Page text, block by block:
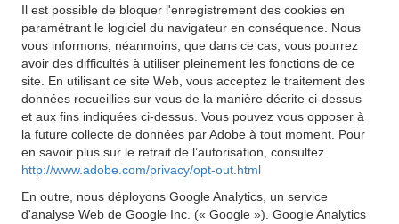
Il est possible de bloquer l'enregistrement des cookies en
paramétrant le logiciel du navigateur en conséquence. Nous
vous informons, néanmoins, que dans ce cas, vous pourrez
avoir des difficultés à utiliser pleinement les fonctions de ce
site. En utilisant ce site Web, vous acceptez le traitement des
données recueillies sur vous de la manière décrite ci-dessus
et aux fins indiquées ci-dessus. Vous pouvez vous opposer à
la future collecte de données par Adobe à tout moment. Pour
en savoir plus sur le retrait de l’autorisation, consultez
http://www.adobe.com/privacy/opt-out.html
En outre, nous déployons Google Analytics, un service
d'analyse Web de Google Inc. (« Google »). Google Analytics